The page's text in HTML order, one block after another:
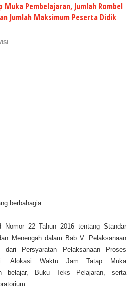
Pembelajaran, Jumlah Rombel
Jumlah Maksimum Peserta Didik
berbahagia...
Nomor 22 Tahun 2016 tentang Standar
Menengah dalam Bab V. Pelaksanaan
dari Persyaratan Pelaksanaan Proses
Alokasi Waktu Jam Tatap Muka
belajar, Buku Teks Pelajaran, serta